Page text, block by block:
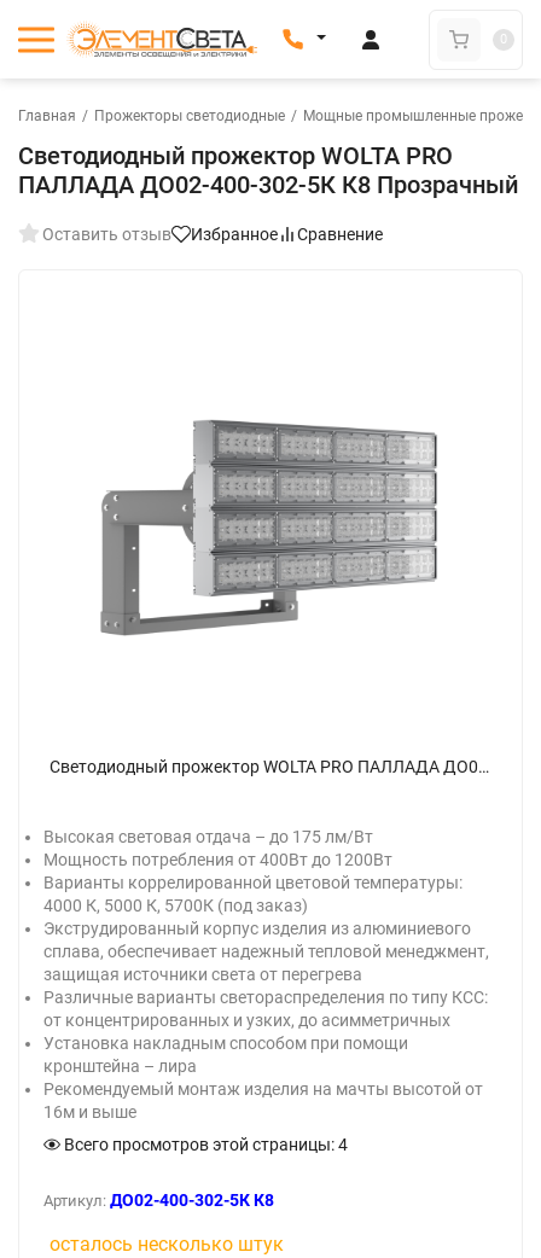
0
Главная / Прожекторы светодиодные / Мощные промышленные
Светодиодный прожектор WOLTA PRO
ПАЛЛАДА ДО02-400-302-5К К8 Прозрачный
Оставить отзыв Избранное Сравнение
Светодиодный прожектор WOLTA PRO ПАЛЛАДА ДО02-400-302-5К К8 Прозрачный - фото 1.
Высокая световая отдача – до 175 лм/Вт
Мощность потребления от 400Вт до 1200Вт
Варианты коррелированной цветовой температуры:
4000 К, 5000 К, 5700К (под заказ)
Экструдированный корпус изделия из алюминиевого
сплава, обеспечивает надежный тепловой менеджмент,
защищая источники света от перегрева
Различные варианты светораспределения по типу КСС:
от концентрированных и узких, до асимметричных
Установка накладным способом при помощи
кронштейна – лира
Рекомендуемый монтаж изделия на мачты высотой от
16м и выше
Всего просмотров этой страницы:4
Артикул: ДО02-400-302-5К К8
осталось несколько штук